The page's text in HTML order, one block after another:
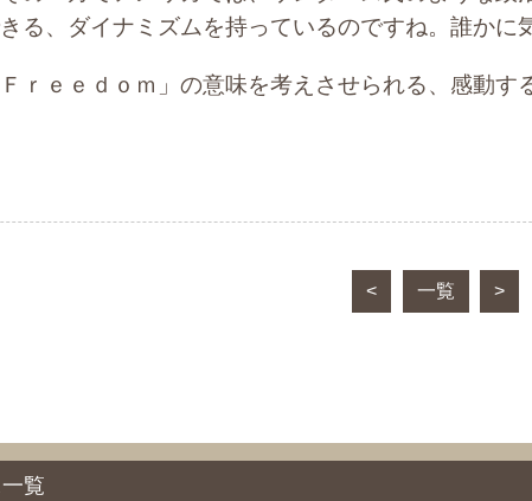
る、ダイナミズムを持っているのですね。誰かに
ｒｅｅｄｏｍ」の意味を考えさせられる、感動す
< 一覧 >
覧